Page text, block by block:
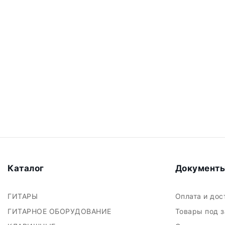
Каталог
ГИТАРЫ
ГИТАРНОЕ ОБОРУДОВАНИЕ
Оплата и
Товары под